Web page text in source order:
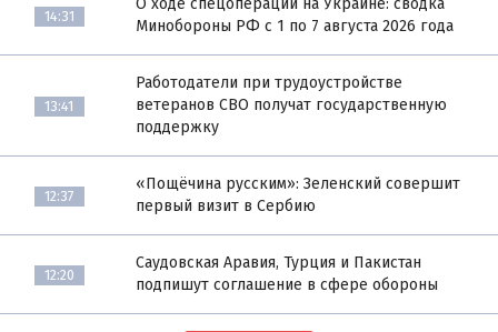
14:31
Минобороны РФ с 1 по 7 августа 2026 года
13:41
Работодатели при трудоустройстве
ветеранов СВО получат государственную
поддержку
12:37
«Пощёчина русским»: Зеленский совершит
первый визит в Сербию
12:20
Саудовская Аравия, Турция и Пакистан
подпишут соглашение в сфере обороны